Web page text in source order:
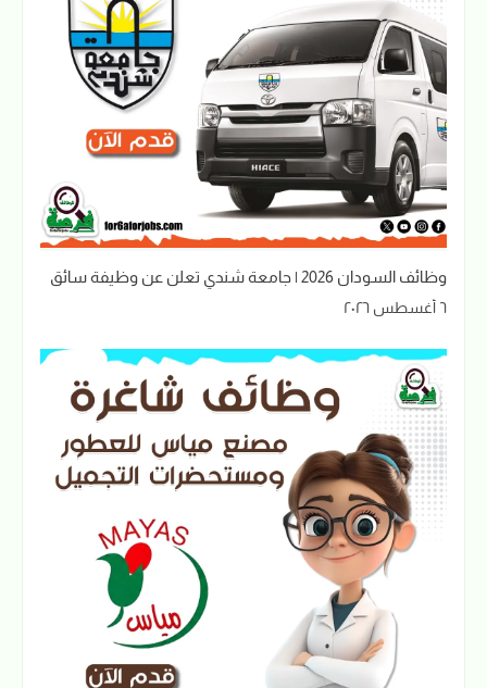
وظائف السودان 2026 | جامعة شندي تعلن عن وظيفة سائق
٦ أغسطس ٢٠٢٦